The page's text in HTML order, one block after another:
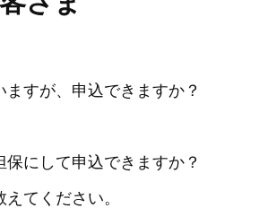
すが、申込できますか？
にして申込できますか？
てください。